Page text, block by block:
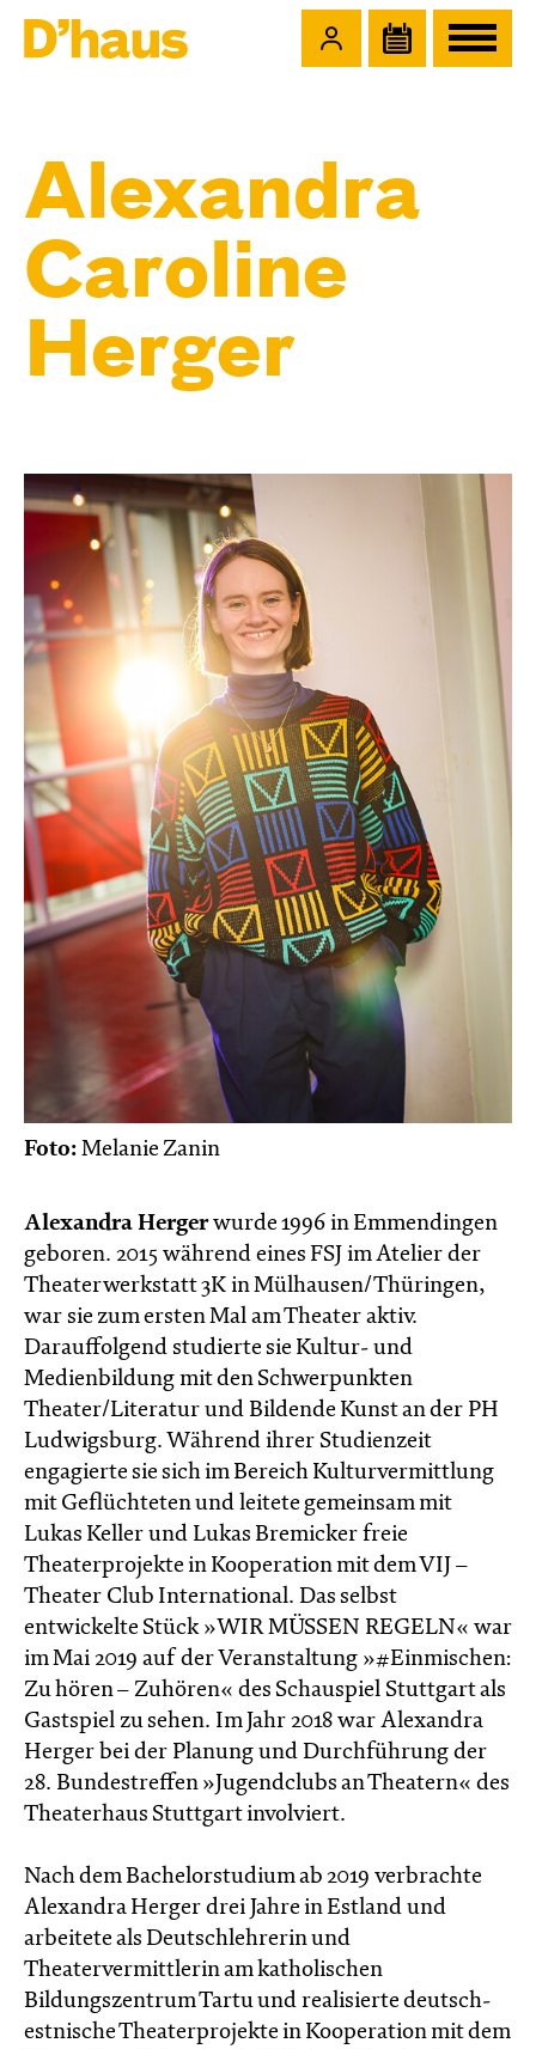
Alexandra
Caroline
Herger
Foto: Melanie Zanin
Alexandra Hergerwurde 1996 in Emmendingen
geboren. 2015 während eines FSJ im Atelier der
Theaterwerkstatt 3K in Mülhausen/Thüringen,
war sie zum ersten Mal am Theater aktiv.
Darauffolgend studierte sie Kultur- und
Medienbildung mit den Schwerpunkten
Theater/Literatur und Bildende Kunst an der PH
Ludwigsburg. Während ihrer Studienzeit
engagierte sie sich im Bereich Kulturvermittlung
mit Geflüchteten und leitete gemeinsam mit
Lukas Keller und Lukas Bremicker freie
Theaterprojekte in Kooperation mit dem VIJ –
Theater Club International. Das selbst
entwickelte Stück »WIR MÜSSEN REGELN« war
im Mai 2019 auf der Veranstaltung »#Einmischen:
Zu hören – Zuhören« des Schauspiel Stuttgart als
Gastspiel zu sehen. Im Jahr 2018 war Alexandra
Herger bei der Planung und Durchführung der
28. Bundestreffen »Jugendclubs an Theatern« des
Theaterhaus Stuttgart involviert.
Nach dem Bachelorstudium ab 2019 verbrachte
Alexandra Herger drei Jahre in Estland und
arbeitete als Deutschlehrerin und
Theatervermittlerin am katholischen
Bildungszentrum Tartu und realisierte deutsch-
estnische Theaterprojekte in Kooperation mit dem